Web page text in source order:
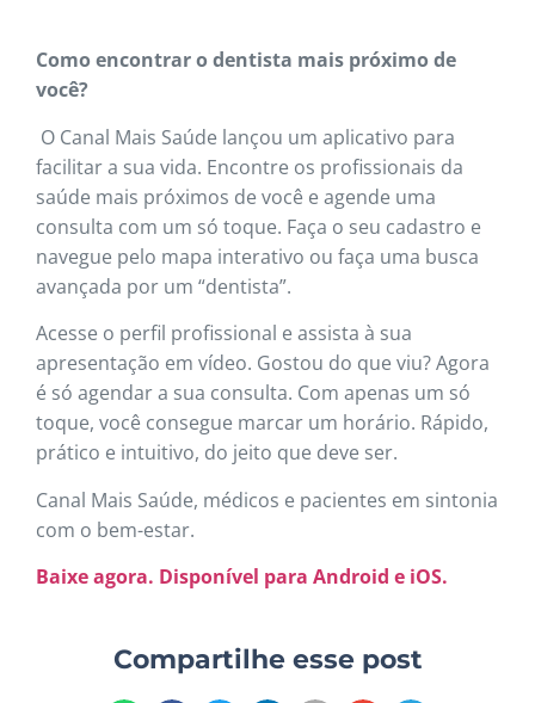
Como encontrar o dentista mais próximo de
você?
O Canal Mais Saúde lançou um aplicativo para
facilitar a sua vida. Encontre os profissionais da
saúde mais próximos de você e agende uma
consulta com um só toque. Faça o seu cadastro e
navegue pelo mapa interativo ou faça uma busca
avançada por um “dentista”.
Acesse o perfil profissional e assista à sua
apresentação em vídeo. Gostou do que viu? Agora
é só agendar a sua consulta. Com apenas um só
toque, você consegue marcar um horário. Rápido,
prático e intuitivo, do jeito que deve ser.
Canal Mais Saúde, médicos e pacientes em sintonia
com o bem-estar.
Baixe agora. Disponível para Android e iOS.
Compartilhe esse post